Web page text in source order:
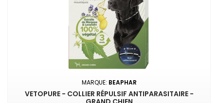
MARQUE: BEAPHAR
VETOPURE - COLLIER RÉPULSIF ANTIPARASITAIRE -